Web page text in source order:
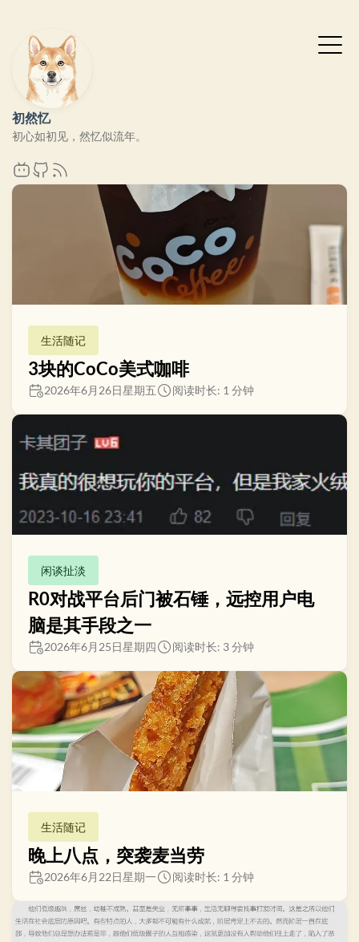
初然忆
初心如初见，然忆似流年。
生活随记
3块的CoCo美式咖啡
2026年6月26日星期五 阅读时长: 1 分钟
闲谈扯淡
R0对战平台后门被石锤，远控用户电
脑是其手段之一
2026年6月25日星期四 阅读时长: 3 分钟
生活随记
晚上八点，突袭麦当劳
2026年6月22日星期一 阅读时长: 1 分钟